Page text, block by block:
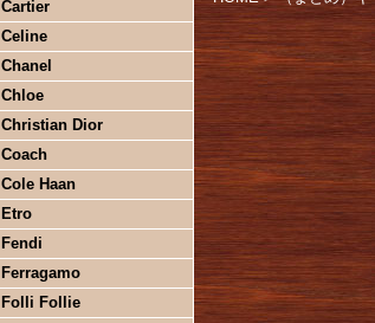
Cartier
Celine
Chanel
Chloe
Christian Dior
Coach
Cole Haan
Etro
Fendi
Ferragamo
Folli Follie